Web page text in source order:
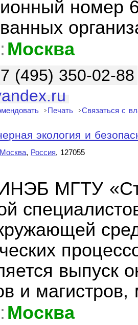
номер
Москва
(495) 350-02-88
Печать Связаться с
экология и
Москва, Россия, 127055
МГТУ
выпуск
и магистров,
Москва